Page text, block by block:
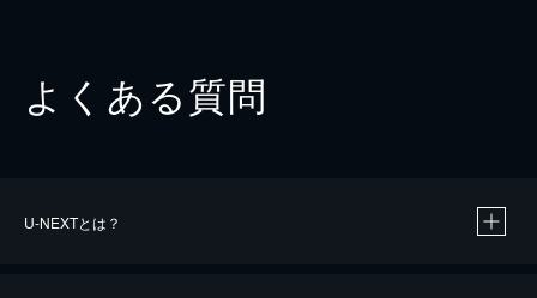
よくある質問
U-NEXTとは？